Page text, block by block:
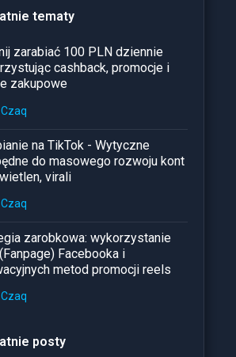
tematy
zarabiać 100 PLN dziennie
cashback, promocje i
zakupowe
Czaq
na TikTok - Wytyczne
do masowego rozwoju kont
virali
Czaq
zarobkowa: wykorzystanie
Facebooka i
metod promocji reels
Czaq
posty